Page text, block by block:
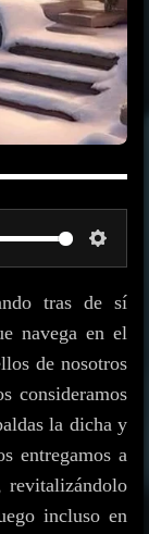
S
e
t
t
i
n
g
s
tras de sí
navega en el
de nosotros
consideramos
la dicha y
entregamos a
revitalizándolo
incluso en